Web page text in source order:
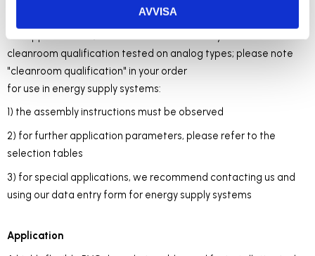
AVVISA
the conductor is metrically (mm²) constructed, AWG numbers
are approximated, and are for reference only
cleanroom qualification tested on analog types; please note
"cleanroom qualification" in your order
for use in energy supply systems:
1) the assembly instructions must be observed
2) for further application parameters, please refer to the
selection tables
3) for special applications, we recommend contacting us and
using our data entry form for energy supply systems
Application